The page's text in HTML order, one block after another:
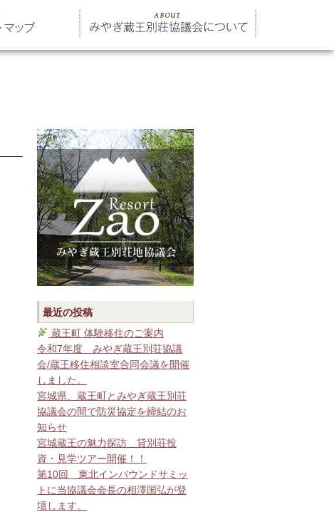
最近の投稿
蔵王町 体験移住のご案内
令和7年度 みやぎ蔵王別荘協議
会/蔵王移住相談室合同会議を開催
しました。
宮城県、蔵王町とみやぎ蔵王別荘
協議会の間で防災協定を締結のお
知らせ
宮城蔵王の魅力探訪 貸別荘投
資・見学ツアー開催！！
第10回 東北インバウンドサミッ
トに当協議会会長の相澤国弘が登
壇します。